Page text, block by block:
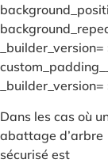
Dans les cas où
abattage d’arbre
sécurisé est